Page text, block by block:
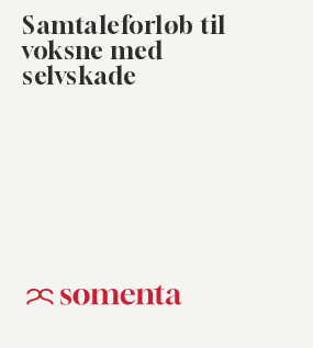
Samtaleforløb til
voksne med
selvskade